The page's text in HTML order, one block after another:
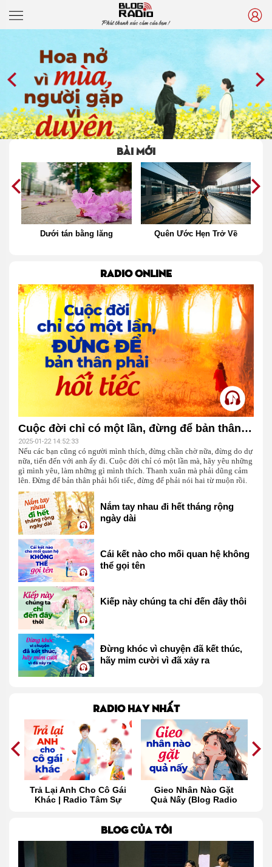
Phát thanh xúc cảm của bạn !
BÀI MỚI
Quên Ước Hẹn Trở Về
Thế giới song song của tuổi
RADIO ONLINE
Cuộc đời chỉ có một lần, đừng để bản thân phải hối tiếc
2025-01-22 14:52:33
Nếu các bạn cũng có người mình thích, đừng chần chờ nữa, đừng do dự
nữa, tiến đến với anh ấy đi. Cuộc đời chỉ có một lần mà, hãy yêu những
gì mình yêu, làm những gì mình thích. Thanh xuân mà phải dũng cảm
lên. Đừng để bản thân phải hối tiếc, đừng để phải nói hai từ muộn rồi.
Nắm tay nhau đi hết tháng rộng
ngày dài
Cái kết nào cho mối quan hệ không
thể gọi tên
Kiếp này chúng ta chỉ đến đây thôi
Đừng khóc vì chuyện đã kết thúc,
hãy mỉm cười vì đã xảy ra
Radio hay nhất
Gieo Nhân Nào Gặt
Quả Nấy (Blog Radio
Thấu Hiểu Trái Tim
Mình (Blog Radio 864)
BLOG CỦA TÔI